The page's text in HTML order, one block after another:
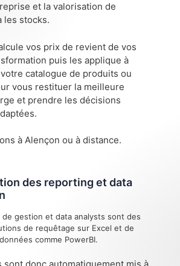
et la valorisation de
les stocks.
vos prix de revient de vos
puis les applique à
votre catalogue de produits ou
vous restituer la meilleure
et prendre les décisions
à Alençon ou à distance.
des reporting et data
gestion et data analysts sont des
de requêtage sur Excel et de
comme PowerBI.
sont donc automatiquement mis à